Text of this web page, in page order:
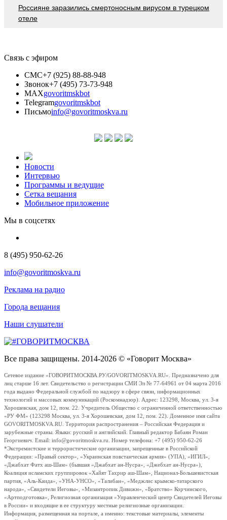
Россияне заразились смертоносным вирусом в турецком
отеле
Связь с эфиром
СМС+7 (925) 88-88-948
Звонок+7 (495) 73-73-948
MAXgovoritmskbot
Telegramgovoritmskbot
Письмоinfo@govoritmoskva.ru
Новости
Интервью
Программы и ведущие
Сетка вещания
Мобильное приложение
Мы в соцсетях
8 (495) 950-62-26
info@govoritmoskva.ru
Реклама на радио
Города вещания
Наши слушатели
Все права защищены. 2014-2026 © «Говорит Москва»
Сетевое издание «ГОВОРИТМОСКВА.РУ/GOVORITMOSKVA.RU». Предназначено для
лиц старше 16 лет. Свидетельство о регистрации СМИ Эл № 77-64961 от 04 марта 2016
года выдано Федеральной службой по надзору в сфере связи, информационных
технологий и массовых коммуникаций (Роскомнадзор). Адрес: 123298, Москва, ул. 3-я
Хорошевская, дом 12, пом. 22. Учредитель Общество с ограниченной ответственностью
«РУ ФМ» (123298 Москва, ул. 3-я Хорошевская, дом 12, пом. 22). Доменное имя сайта
GOVORITMOSKVA.RU. Территория распространения – Российская Федерация и
зарубежные страны. Языки: русский и английский. Главный редактор Бабаян Роман
Георгиевич. Email: info@govoritmoskva.ru. Номер телефона: +7 (495) 950-62-26
*Экстремистские и террористические организации, запрещенные в Российской
Федерации: «Правый сектор», «Украинская повстанческая армия» (УПА), «ИГИЛ»,
«Джабхат Фатх аш-Шам» (бывшая «Джабхат ан-Нусра», «Джебхат ан-Нусра»),
Коалиция исламских группировок «Хайят Тахрир аш-Шам», Национал-Большевистская
партия, «Аль-Каида», «УНА-УНСО», «Талибан», «Меджлис крымско-татарского
народа», «Свидетели Иеговы», «Мизантропик Дивижн», «Братство» Корчинского,
«Артподготовка», Религиозная организация «Управленческий центр Свидетелей Иеговы
в России» и входящие в ее структуру местные религиозные организации.
Информация, размещенная на портале, а именно: текстовые материалы, элементы